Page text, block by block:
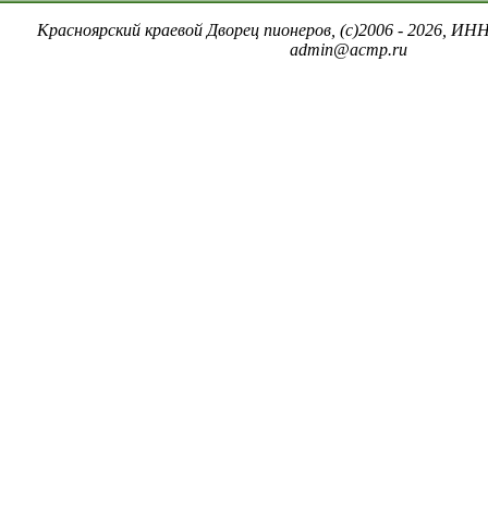
Красноярский краевой Дворец пионеров, (c)2006 - 2026,
admin@acmp.ru